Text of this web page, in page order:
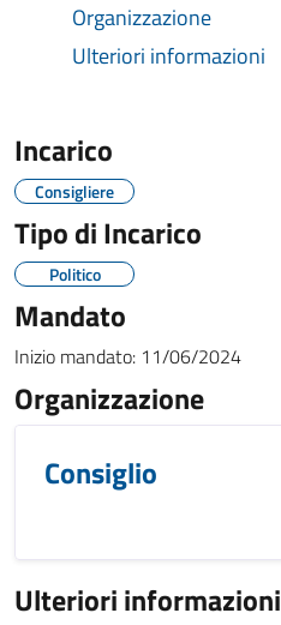
Organizzazione
Ulteriori informazioni
Incarico
Consigliere
Tipo di Incarico
Politico
Mandato
Inizio mandato: 11/06/2024
Organizzazione
Consiglio
Ulteriori informazioni